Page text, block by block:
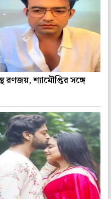
রণজয়, শ্যামৌপ্তির সঙ্গে